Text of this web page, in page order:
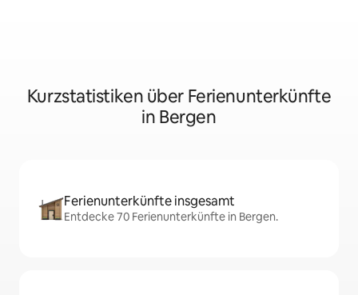
Kurzstatistiken über Ferienunterkünfte
in Bergen
Ferienunterkünfte insgesamt
Entdecke 70 Ferienunterkünfte in Bergen.